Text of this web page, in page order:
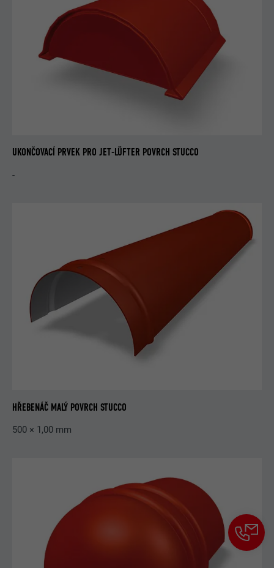
UKONČOVACÍ PRVEK PRO JET-LÜFTER POVRCH STUCCO
-
HŘEBENÁČ MALÝ POVRCH STUCCO
500 × 1,00 mm